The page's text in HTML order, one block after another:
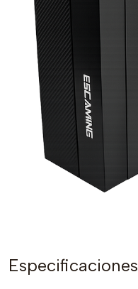
Especificaciones